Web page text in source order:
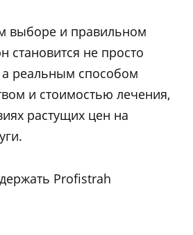
выборе и правильном
становится не просто
реальным способом
и стоимостью лечения,
растущих цен на